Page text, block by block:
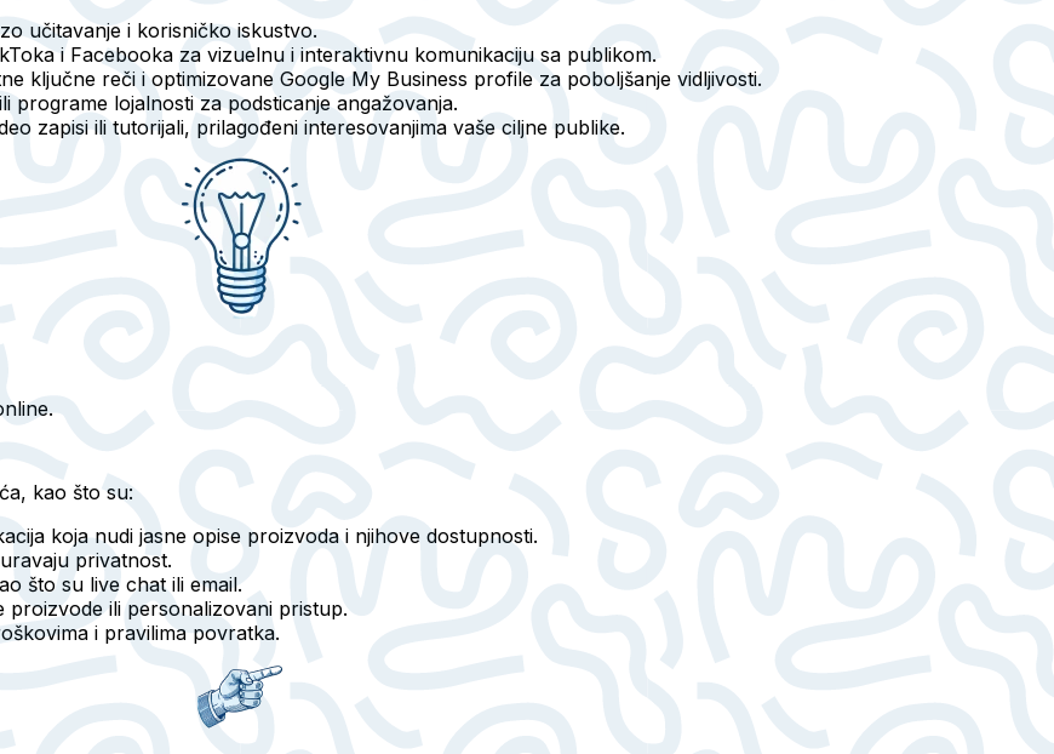
učitavanje i korisničko iskustvo.
i Facebooka za vizuelnu i interaktivnu komunikaciju sa publikom.
ključne reči i optimizovane Google My Business profile za poboljšanje vidljivosti.
lojalnosti za podsticanje angažovanja.
zapisi ili tutorijali, prilagođeni interesovanjima vaše ciljne publike.
kao što su:
koja nudi jasne opise proizvoda i njihove dostupnosti.
privatnost.
što su live chat ili email.
ili personalizovani pristup.
i pravilima povratka.